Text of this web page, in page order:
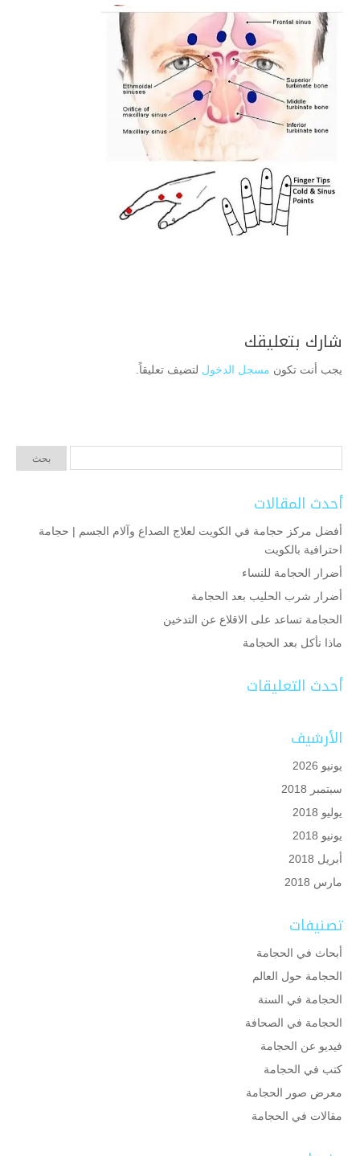
شارك بتعليقك
يجب أنت تكون مسجل الدخول لتضيف تعليقاً.
أحدث المقالات
أفضل مركز حجامة في الكويت لعلاج الصداع وآلام الجسم | حجامة
احترافية بالكويت
أضرار الحجامة للنساء
أضرار شرب الحليب بعد الحجامة
الحجامة تساعد على الاقلاع عن التدخين
ماذا نأكل بعد الحجامة
أحدث التعليقات
الأرشيف
يونيو 2026
سبتمبر 2018
يوليو 2018
يونيو 2018
أبريل 2018
مارس 2018
تصنيفات
أبحاث في الحجامة
الحجامة حول العالم
الحجامة في السنة
الحجامة في الصحافة
فيديو عن الحجامة
كتب في الحجامة
معرض صور الحجامة
مقالات في الحجامة